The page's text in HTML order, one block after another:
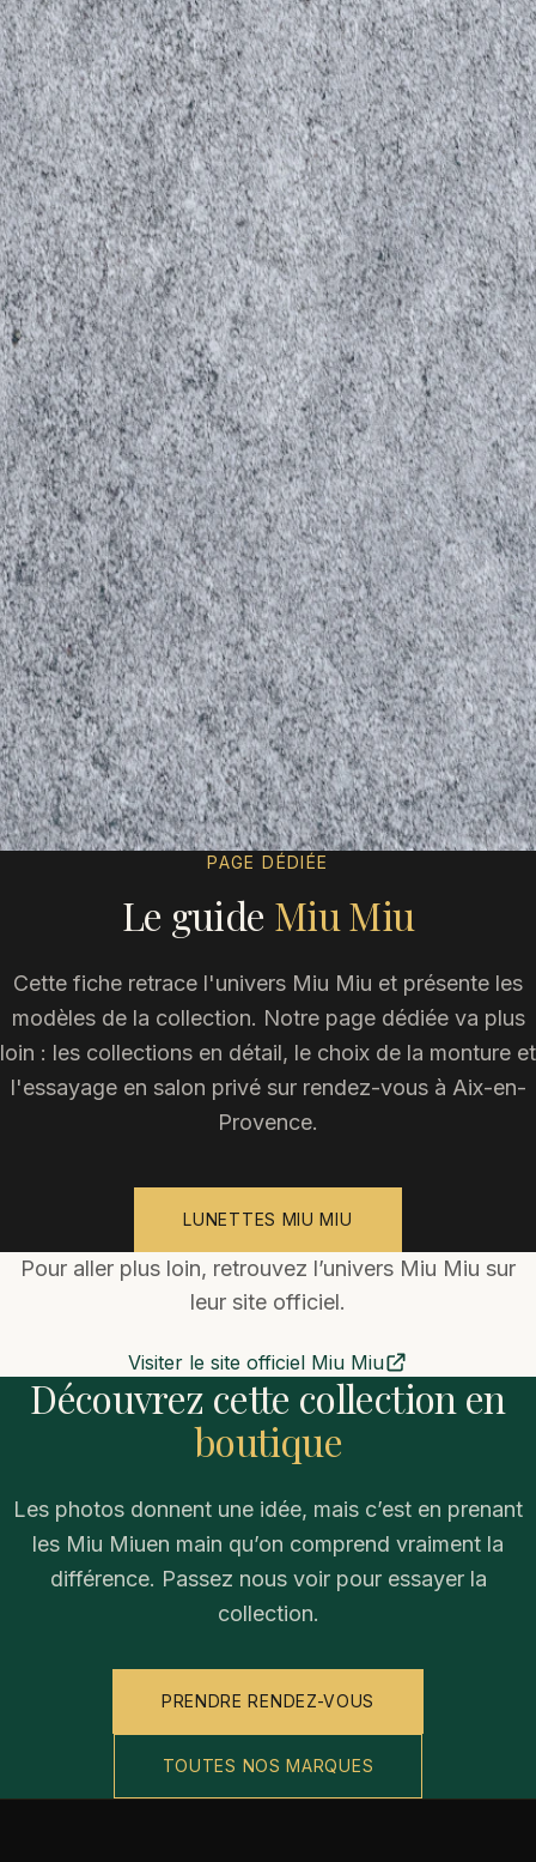
PAGE DÉDIÉE
Le guide Miu Miu
Cette fiche retrace l'univers Miu Miu et présente les
modèles de la collection. Notre page dédiée va plus
loin : les collections en détail, le choix de la monture et
l'essayage en salon privé sur rendez-vous à Aix-en-
Provence.
LUNETTES MIU MIU
Pour aller plus loin, retrouvez l’univers Miu Miu sur
leur site officiel.
Visiter le site officiel Miu Miu
Découvrez cette collection en
boutique
Les photos donnent une idée, mais c’est en prenant
les Miu Miuen main qu’on comprend vraiment la
différence. Passez nous voir pour essayer la
collection.
PRENDRE RENDEZ-VOUS
TOUTES NOS MARQUES